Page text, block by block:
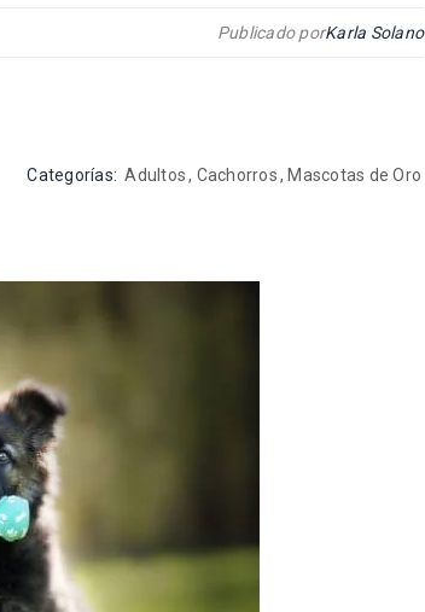
Publicado porKarla Solano
Categorías: Adultos, Cachorros, Mascotas de Oro